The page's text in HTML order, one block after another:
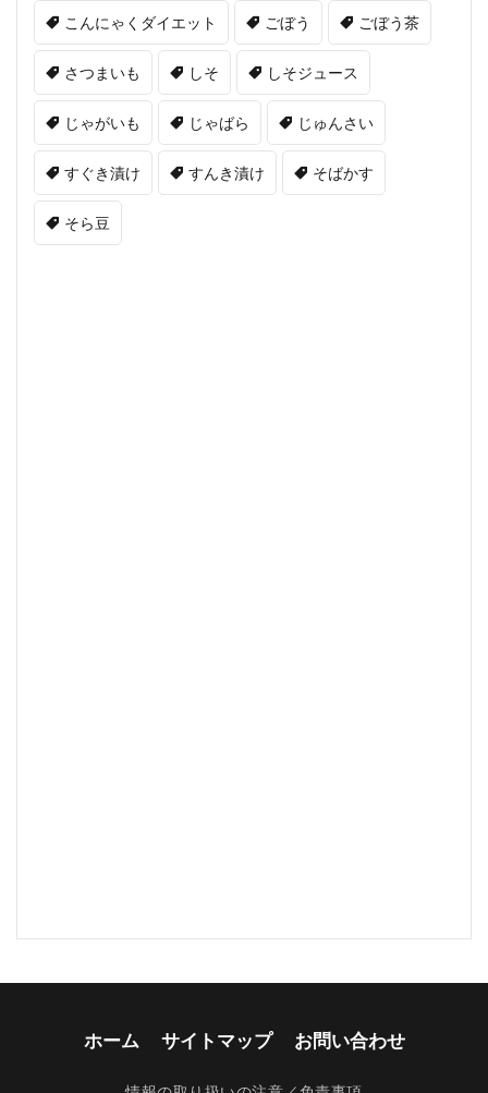
こんにゃくダイエット ごぼう ごぼう茶
さつまいも しそ しそジュース
じゃがいも じゃばら じゅんさい
すぐき漬け すんき漬け そばかす
そら豆
ホーム サイトマップ お問い合わせ